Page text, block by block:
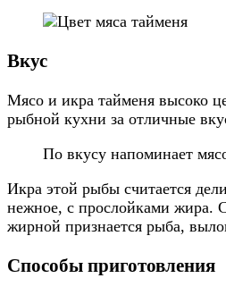
Вкус
Мясо и икра тайменя высоко
рыбной кухни за отличные
По вкусу напоминает
Икра этой рыбы считается
нежное, с прослойками жира.
жирной признается рыба,
Способы приготовления